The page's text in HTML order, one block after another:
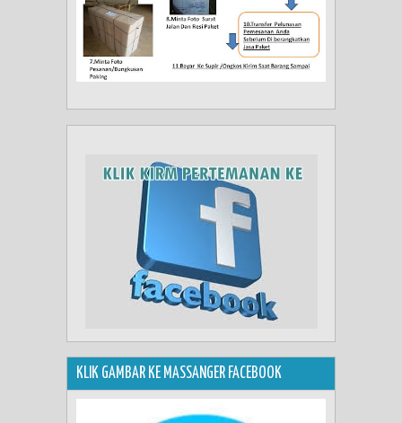
KLIK GAMBAR KE MASSANGER FACEBOOK